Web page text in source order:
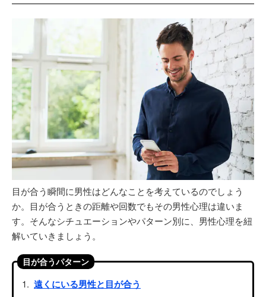
目が合う瞬間に男性はどんなことを考えているのでしょう
か。目が合うときの距離や回数でもその男性心理は違いま
す。そんなシチュエーションやパターン別に、男性心理を紐
解いていきましょう。
目が合うパターン
遠くにいる男性と目が合う